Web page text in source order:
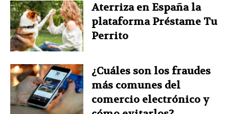
Aterriza en España la
plataforma Préstame Tu
Perrito
¿Cuáles son los fraudes
más comunes del
comercio electrónico y